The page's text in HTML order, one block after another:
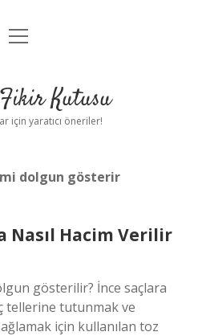
Anasayfa
Uyarı
menüyü
Kutusu
için yaratıcı öneriler!
dolgun gösterir
Nasıl Hacim Verilir
gösterilir? İnce saçlara
tellerine tutunmak ve
için kullanılan toz